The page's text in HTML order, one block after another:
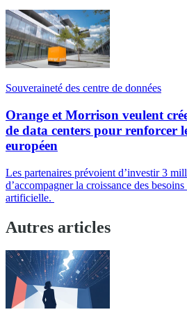
Souveraineté des centre de données
Orange et Morrison veulent
de data centers pour renforcer
européen
Les partenaires prévoient d’investir 3
d’accompagner la croissance des
artificielle.
Autres articles